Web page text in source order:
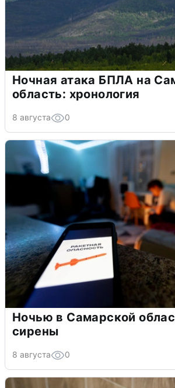
Ночная атака БПЛА на
область: хронология
8 августа 0
Ночью в Самарской
сирены
8 августа 0